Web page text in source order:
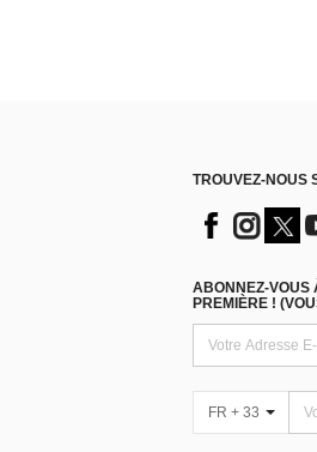
TROUVEZ-NOUS
ABONNEZ-VOUS
PREMIÈRE !
FR + 33